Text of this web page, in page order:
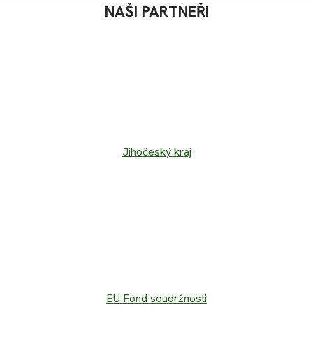
NAŠI PARTNEŘI
Jihočeský kraj
EU Fond soudržnosti